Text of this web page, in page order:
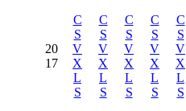
20
17
C
S
V
X
L
S
C
S
V
X
L
S
C
S
V
X
L
S
C
S
V
X
L
S
C
S
V
X
L
S